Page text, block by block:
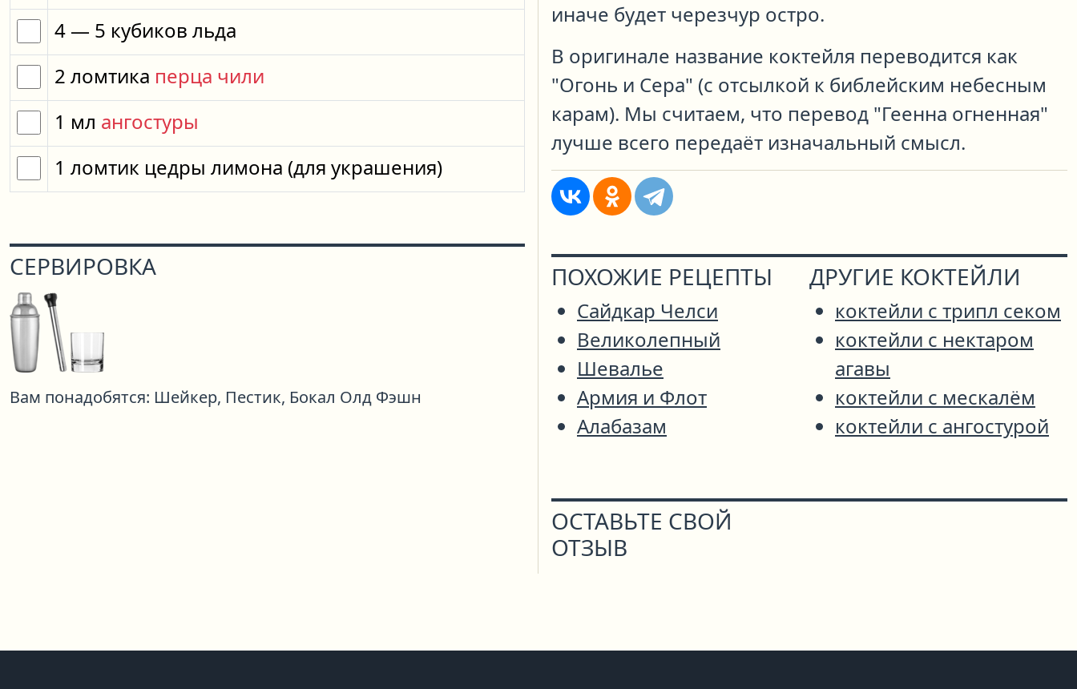
4 — 5 кубиков льда
2 ломтика перца чили
1 мл ангостуры
1 ломтик цедры лимона (для украшения)
СЕРВИРОВКА
Вам понадобятся: Шейкер, Пестик, Бокал Олд Фэшн
иначе будет черезчур остро.
В оригинале название коктейля переводится как
"Огонь и Сера" (с отсылкой к библейским небесным
карам). Мы считаем, что перевод "Геенна огненная"
лучше всего передаёт изначальный смысл.
ПОХОЖИЕ РЕЦЕПТЫ
Сайдкар Челси
Великолепный
Шевалье
Армия и Флот
Алабазам
ДРУГИЕ КОКТЕЙЛИ
коктейли с трипл секом
коктейли с нектаром
агавы
коктейли с мескалём
коктейли с ангостурой
ОСТАВЬТЕ СВОЙ
ОТЗЫВ